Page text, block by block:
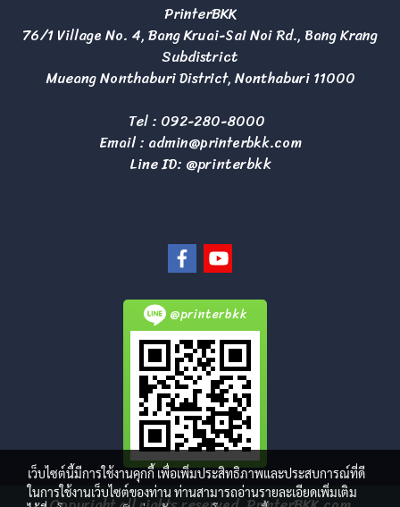
PrinterBKK
76/1 Village No. 4, Bang Kruai-Sai Noi Rd., Bang Krang
Subdistrict
Mueang Nonthaburi District, Nonthaburi 11000
Tel : 092-280-8000
Email : admin@printerbkk.com
Line ID: @printerbkk
@printerbkk
เว็บไซต์นี้มีการใช้งานคุกกี้ เพื่อเพิ่มประสิทธิภาพและประสบการณ์ที่ดี
ในการใช้งานเว็บไซต์ของท่าน ท่านสามารถอ่านรายละเอียดเพิ่มเติม